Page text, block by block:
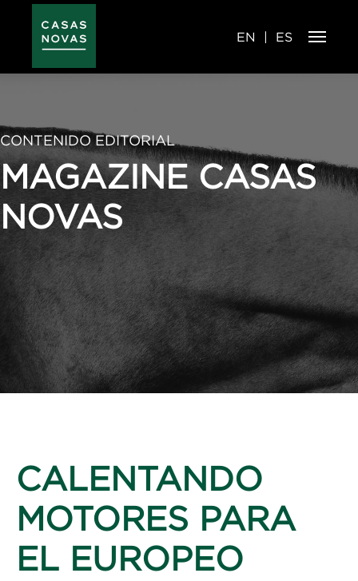
EN ES
CONTENIDO EDITORIAL
MAGAZINE CASAS
NOVAS
CALENTANDO
MOTORES PARA
EL EUROPEO